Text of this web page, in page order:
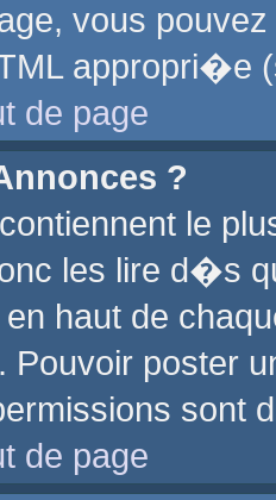
vous
de page
?
le
les lire d�s
haut de
poster
sont
de page